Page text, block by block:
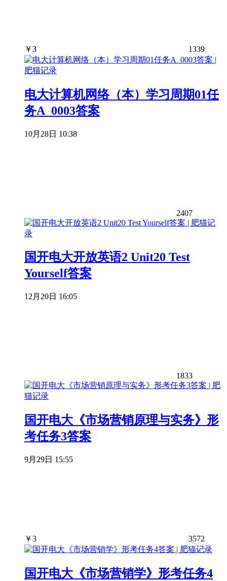
￥3 1339
电大计算机网络（本）学习周期01任
务A_0003答案
10月28日 10:38
2407
国开电大开放英语2 Unit20 Test
Yourself答案
12月20日 16:05
1833
国开电大《市场营销原理与实务》形
考任务3答案
9月29日 15:55
￥3 3572
国开电大《市场营销学》形考任务4